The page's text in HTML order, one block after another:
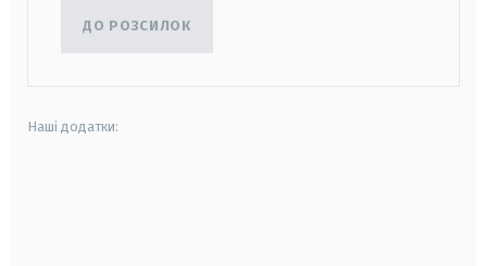
ДО РОЗСИЛОК
Наші додатки: